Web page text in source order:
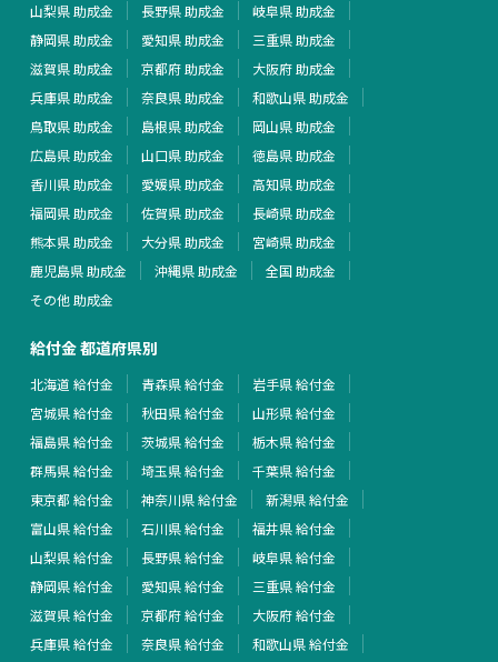
山梨県 助成金
長野県 助成金
岐阜県 助成金
静岡県 助成金
愛知県 助成金
三重県 助成金
滋賀県 助成金
京都府 助成金
大阪府 助成金
兵庫県 助成金
奈良県 助成金
和歌山県 助成金
鳥取県 助成金
島根県 助成金
岡山県 助成金
広島県 助成金
山口県 助成金
徳島県 助成金
香川県 助成金
愛媛県 助成金
高知県 助成金
福岡県 助成金
佐賀県 助成金
長崎県 助成金
熊本県 助成金
大分県 助成金
宮崎県 助成金
鹿児島県 助成金
沖縄県 助成金
全国 助成金
その他 助成金
給付金 都道府県別
北海道 給付金 青森県 給付金
岩手県 給付金
宮城県 給付金
秋田県 給付金
山形県 給付金
福島県 給付金
茨城県 給付金
栃木県 給付金
群馬県 給付金
埼玉県 給付金
千葉県 給付金
東京都 給付金
神奈川県 給付金
新潟県 給付金
富山県 給付金
石川県 給付金
福井県 給付金
山梨県 給付金
長野県 給付金
岐阜県 給付金
静岡県 給付金
愛知県 給付金
三重県 給付金
滋賀県 給付金
京都府 給付金
大阪府 給付金
兵庫県 給付金
奈良県 給付金
和歌山県 給付金